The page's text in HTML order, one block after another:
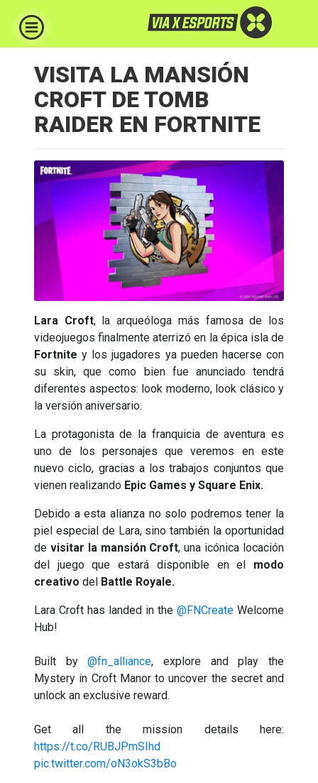
VISITA LA MANSIÓN
CROFT DE TOMB
RAIDER EN FORTNITE
Lara Croft, la arqueóloga más famosa de los
videojuegos finalmente aterrizó en la épica isla de
Fortnite y los jugadores ya pueden hacerse con
su skin, que como bien fue anunciado tendrá
diferentes aspectos: look moderno, look clásico y
la versión aniversario.
La protagonista de la franquicia de aventura es
uno de los personajes que veremos en este
nuevo ciclo, gracias a los trabajos conjuntos que
vienen realizando Epic Games y Square Enix.
Debido a esta alianza no solo podremos tener la
piel especial de Lara, sino también la oportunidad
de visitar la mansión Croft, una icónica locación
del juego que estará disponible en el modo
creativo del Battle Royale.
Lara Croft has landed in the @FNCreate Welcome
Hub!
Built by@fn_alliance, explore and play the
Mystery in Croft Manor to uncover the secret and
unlock an exclusive reward.
Get all the mission details here:
https://t.co/RUBJPmSIhd
pic.twitter.com/oN3okS3bBo